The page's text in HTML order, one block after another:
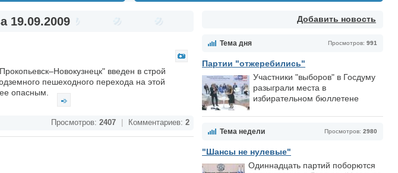
Добавить новость
Просмотров: 991
Тема дня
Партии "отжеребились"
Участники "выборов" в Госдуму
разыграли места в
избирательном бюллетене
Просмотров: 2980
Тема недели
"Шансы не нулевые"
Одиннадцать партий поборются
19.09.2009
введен в строй
пешеходного перехода на этой
опасным.
Просмотров: 2407 Комментариев: 2